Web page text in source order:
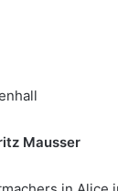
Mausser